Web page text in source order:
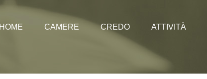
HOME CAMERE CREDO ATTIVITÀ